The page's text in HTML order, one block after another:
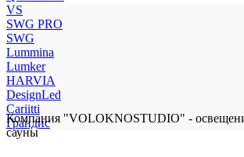
VS
SWG PRO
SWG
Lummina
Lumker
HARVIA
DesignLed
Cariitti
Грандис
Компания "VOLOKNOSTUDIO" -
сауны